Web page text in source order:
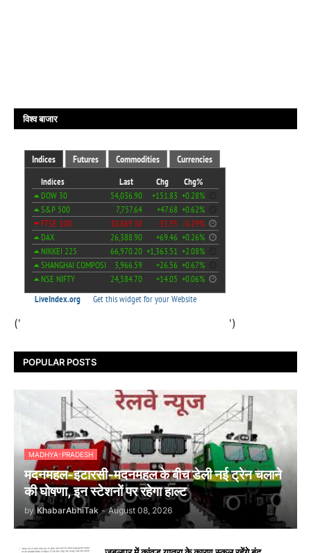
विश्व बाजार
(' ')
POPULAR POSTS
MADHYA-PRADESH
मदनमहल-इटारसी-मदनमहल के बीच डेली नई ट्रेन चलाने
की घोषणा, इन स्टेशनों पर रहेगा हाल्ट
by KhabarAbhiTak - August 08, 2026